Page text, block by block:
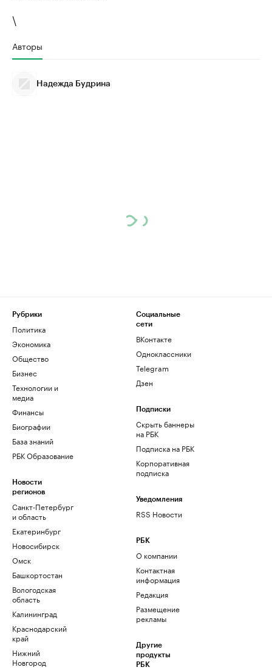
\
Авторы
Надежда Будрина
Рубрики
Политика
Экономика
Общество
Бизнес
Технологии и
медиа
Финансы
Биографии
База знаний
РБК Образование
Новости
регионов
Санкт-Петербург
и область
Екатеринбург
Новосибирск
Омск
Башкортостан
Вологодская
область
Калининград
Краснодарский
край
Нижний
Новгород
Социальные
сети
ВКонтакте
Одноклассники
Telegram
Дзен
Подписки
Скрыть баннеры
на РБК
Подписка на РБК
Корпоративная
подписка
Уведомления
RSS Новости
РБК
О компании
Контактная
информация
Редакция
Размещение
рекламы
Другие
продукты
РБК